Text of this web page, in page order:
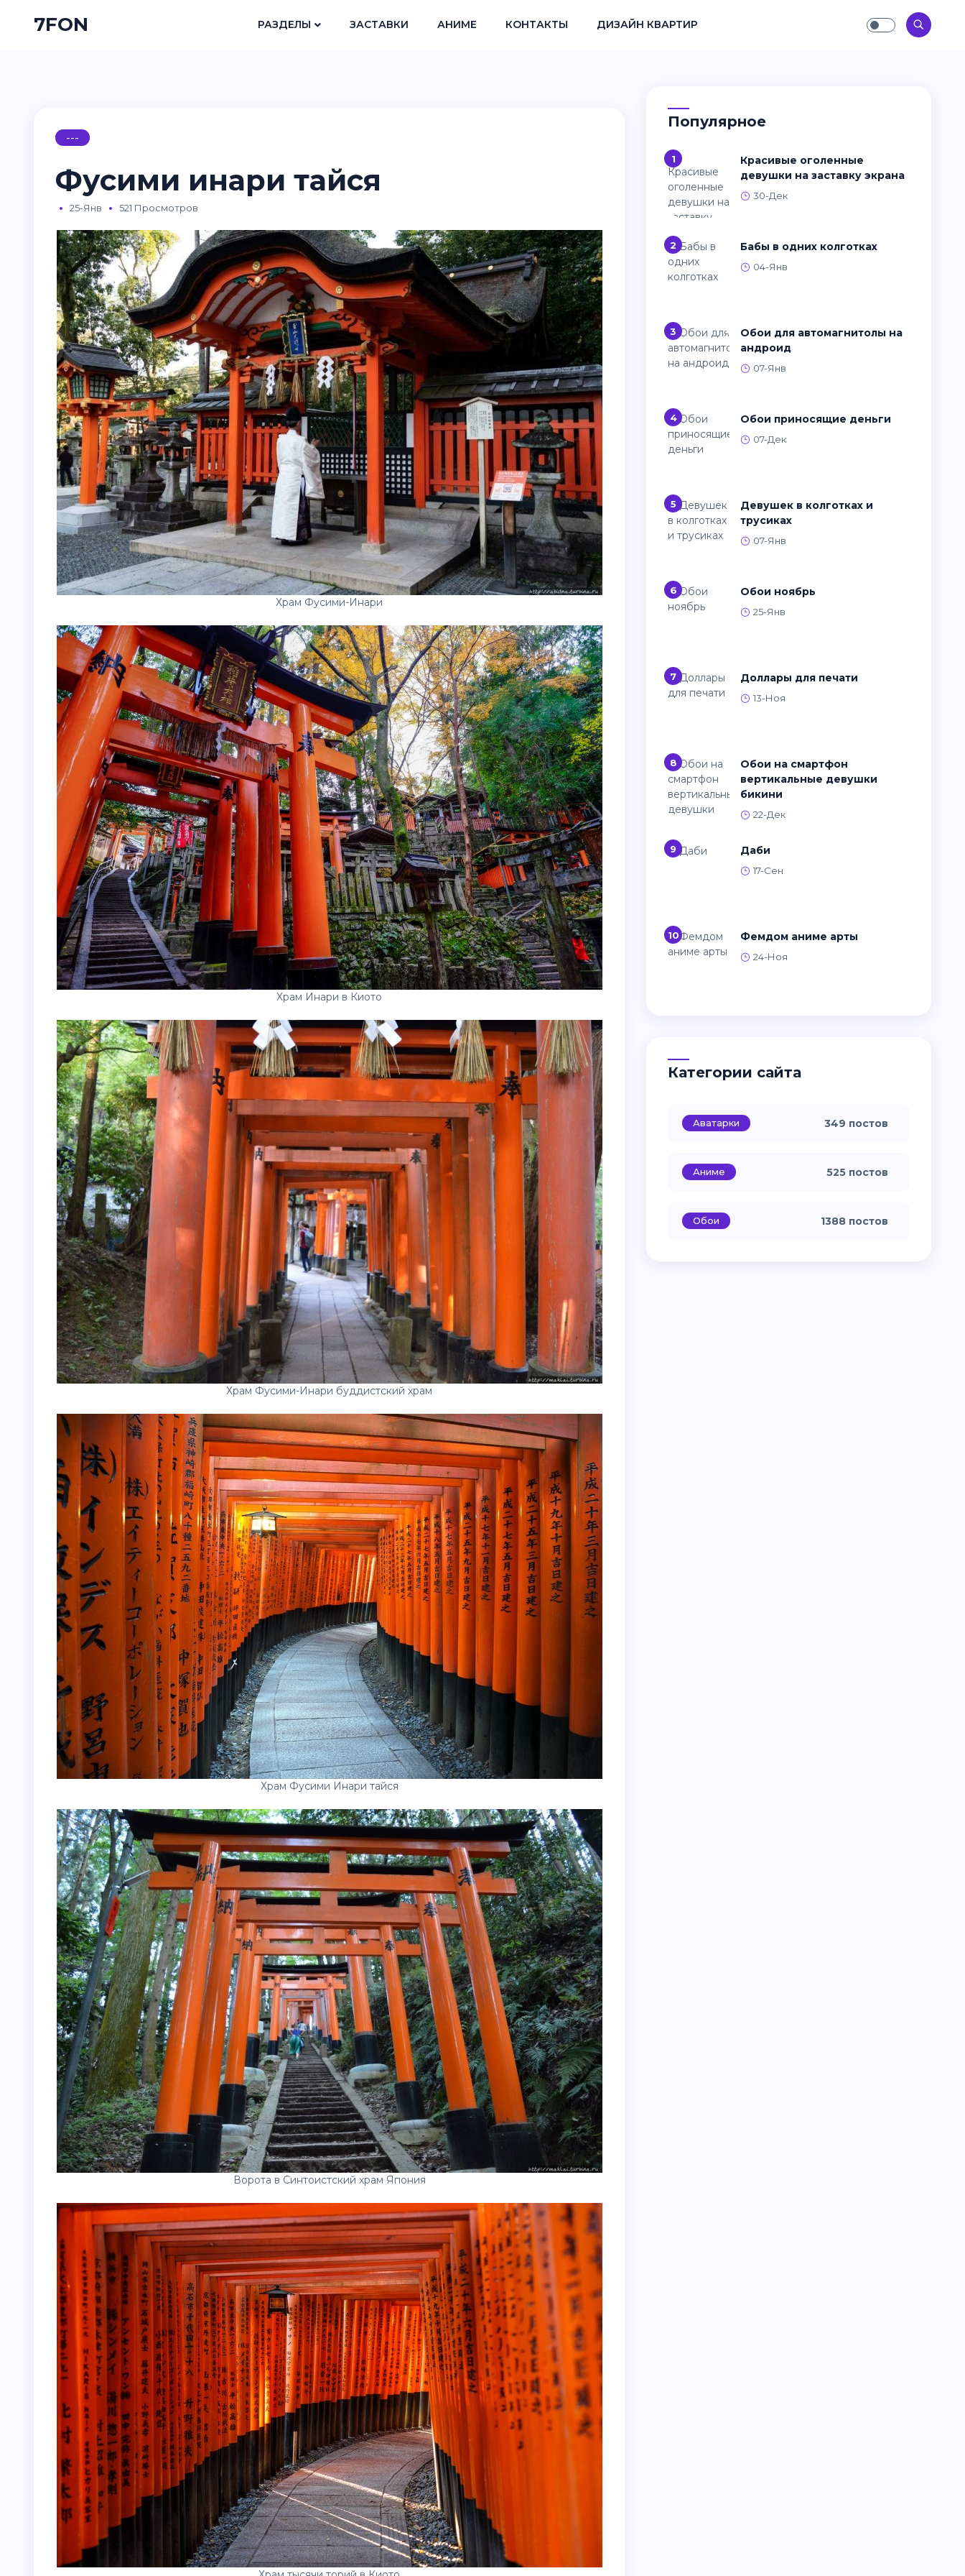
7FON РАЗДЕЛЫ ЗАСТАВКИ АНИМЕ КОНТАКТЫ ДИЗАЙН КВАРТИР
---
Фусими инари тайся
25-Янв 521 Просмотров
Храм Фусими-Инари
Храм Инари в Киото
Храм Фусими-Инари буддистский храм
Храм Фусими Инари тайся
Ворота в Синтоистский храм Япония
Популярное
1
Красивые оголенные
девушки на заставку экрана
30-Дек
2 Бабы в одних колготках
04-Янв
3
Обои для автомагнитолы на
андроид
07-Янв
4 Обои приносящие деньги
07-Дек
5
Девушек в колготках и
трусиках
07-Янв
6 Обои ноябрь
25-Янв
7 Доллары для печати
13-Ноя
8
Обои на смартфон
вертикальные девушки
бикини
22-Дек
9 Даби
17-Сен
10 Фемдом аниме арты
24-Ноя
Категории сайта
Аватарки 349 постов
Аниме 525 постов
Обои 1388 постов